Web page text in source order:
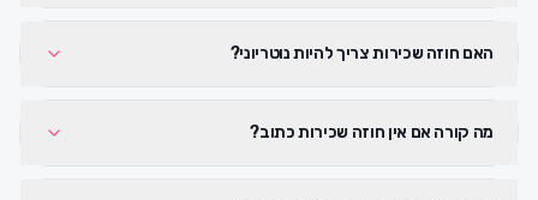
האם חוזה שכירות צריך להיות נוטריוני?
מה קורה אם אין חוזה שכירות כתוב?